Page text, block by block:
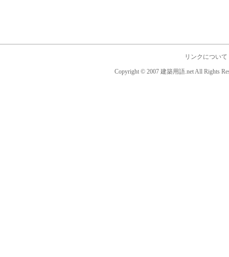
リンクについて
Copyright © 2007 建築用語.net All Rights